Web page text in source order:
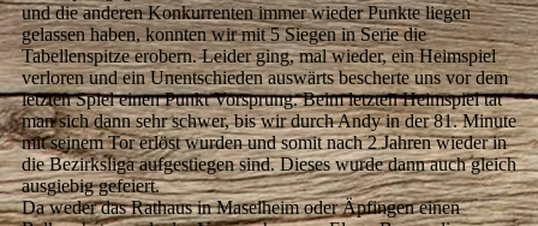
und die anderen Konkurrenten immer wieder Punkte liegen
gelassen haben, konnten wir mit 5 Siegen in Serie die
Tabellenspitze erobern. Leider ging, mal wieder, ein Heimspiel
verloren und ein Unentschieden auswärts bescherte uns vor dem
letzten Spiel einen Punkt Vorsprung. Beim letzten Heimspiel tat
man sich dann sehr schwer, bis wir durch Andy in der 81. Minute
mit seinem Tor erlöst wurden und somit nach 2 Jahren wieder in
die Bezirksliga aufgestiegen sind. Dieses wurde dann auch gleich
ausgiebig gefeiert.
Da weder das Rathaus in Maselheim oder Äpfingen einen